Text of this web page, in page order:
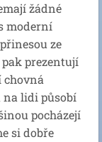
žádné
moderní
ze
prezentují
chovná
na lidi působí
pocházejí
si dobře